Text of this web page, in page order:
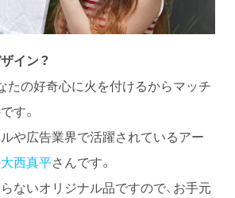
イン？
たの好奇心に火を付けるからマッチ
す。
や広告業界で活躍されているアー
大西真平さんです。
ないオリジナル品ですので、お手元